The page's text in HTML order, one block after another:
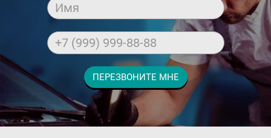
Имя
+7 (999) 999-88-88
ПЕРЕЗВОНИТЕ МНЕ